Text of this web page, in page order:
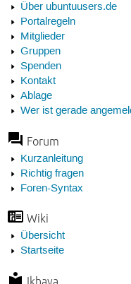
Über ubuntuusers.de
Portalregeln
Mitglieder
Gruppen
Spenden
Kontakt
Ablage
Wer ist gerade
Forum
Kurzanleitung
Richtig fragen
Foren-Syntax
Wiki
Übersicht
Startseite
Ikhaya